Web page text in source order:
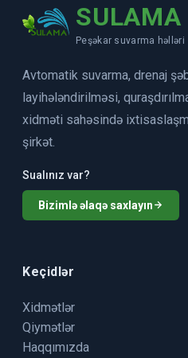
Peşəkar suvarma həlləri
Avtomatik suvarma, drenaj
layihələndirilməsi,
xidməti sahəsində
şirkət.
Sualınız var?
Bizimlə əlaqə saxlayın
Keçidlər
Xidmətlər
Qiymətlər
Haqqımızda